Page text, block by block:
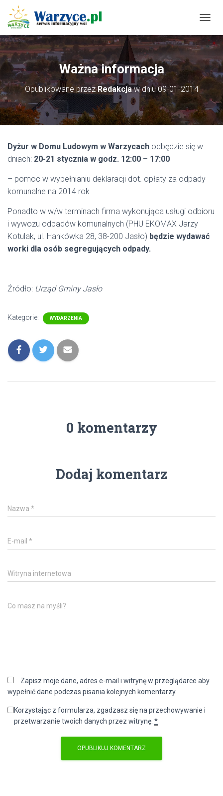
R
Z
Ą
Z
N
A
Ę
Ważna informacja
Opublikowane przezRedakcjaw dniu09-01-2014
Dyżur w Domu Ludowym w Warzycach odbędzie się w
dniach: 20-21 stycznia w godz. 12:00 – 17:00
– pomoc w wypełnianiu deklaracji dot. opłaty za odpady
komunalne na 2014 rok
Ponadto w w/w terminach firma wykonująca usługi odbioru
i wywozu odpadów komunalnych (PHU EKOMAX Jarzy
Kotulak, ul. Hankówka 28, 38-200 Jasło) będzie wydawać
worki dla osób segregujących odpady.
Źródło: Urząd Gminy Jasło
Kategorie: WYDARZENIA
0 komentarzy
Dodaj komentarz
Nazwa *
E-mail *
Witryna internetowa
Co masz na myśli?
Zapisz moje dane, adres e-mail i witrynę w przeglądarce aby
wypełnić dane podczas pisania kolejnych komentarzy.
Korzystając z formularza, zgadzasz się na przechowywanie i
przetwarzanie twoich danych przez witrynę. *